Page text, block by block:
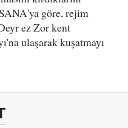
göre, rejim
ez Zor kent
ulaşarak kuşatmayı